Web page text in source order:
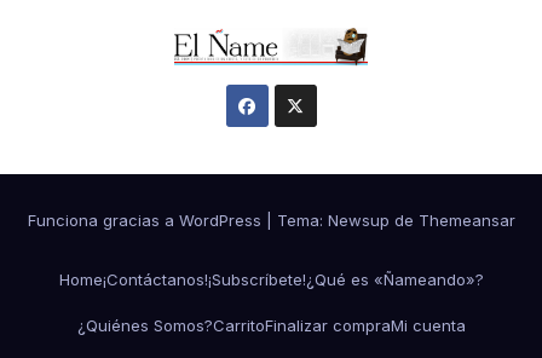
Funciona gracias a WordPress Tema: Newsup de Themeansar
Home¡Contáctanos!¡Subscríbete!¿Qué es «Ñameando»?
¿Quiénes Somos?CarritoFinalizar compraMi cuenta